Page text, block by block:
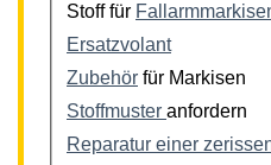
Stoff für
Ersatzvolant
Zubehör für Markisen
Stoffmuster anfordern
Reparatur einer